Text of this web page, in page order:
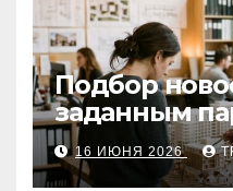
Подбор
заданным
критерии и
16 ИЮНЯ 2026